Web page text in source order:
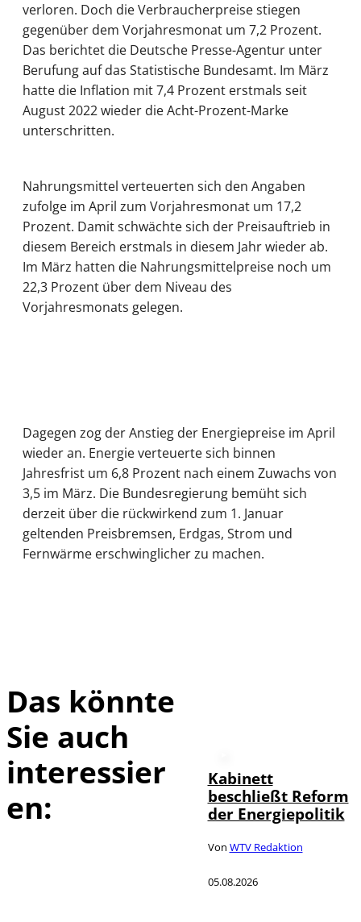
verloren. Doch die Verbraucherpreise stiegen
gegenüber dem Vorjahresmonat um 7,2 Prozent.
Das berichtet die Deutsche Presse-Agentur unter
Berufung auf das Statistische Bundesamt. Im März
hatte die Inflation mit 7,4 Prozent erstmals seit
August 2022 wieder die Acht-Prozent-Marke
unterschritten.
Nahrungsmittel verteuerten sich den Angaben
zufolge im April zum Vorjahresmonat um 17,2
Prozent. Damit schwächte sich der Preisauftrieb in
diesem Bereich erstmals in diesem Jahr wieder ab.
Im März hatten die Nahrungsmittelpreise noch um
22,3 Prozent über dem Niveau des
Vorjahresmonats gelegen.
Dagegen zog der Anstieg der Energiepreise im April
wieder an. Energie verteuerte sich binnen
Jahresfrist um 6,8 Prozent nach einem Zuwachs von
3,5 im März. Die Bundesregierung bemüht sich
derzeit über die rückwirkend zum 1. Januar
geltenden Preisbremsen, Erdgas, Strom und
Fernwärme erschwinglicher zu machen.
Das könnte
Sie auch
interessier
en:
Kabinett
beschließt Reform
der Energiepolitik
Von WTV Redaktion
05.08.2026